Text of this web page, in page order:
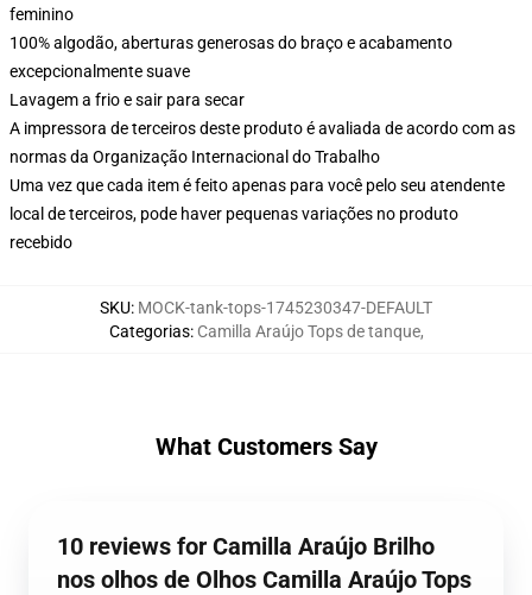
feminino
100% algodão, aberturas generosas do braço e acabamento
excepcionalmente suave
Lavagem a frio e sair para secar
A impressora de terceiros deste produto é avaliada de acordo com as
normas da Organização Internacional do Trabalho
Uma vez que cada item é feito apenas para você pelo seu atendente
local de terceiros, pode haver pequenas variações no produto
recebido
SKU: MOCK-tank-tops-1745230347-DEFAULT
Categorias: Camilla Araújo Tops de tanque,
What Customers Say
10 reviews for Camilla Araújo Brilho
nos olhos de Olhos Camilla Araújo Tops